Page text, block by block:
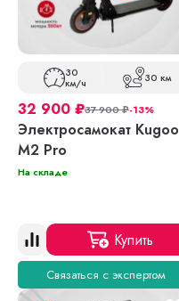
30
км/ч 30 км
32 900 ₽37 900₽-13%
Электросамокат Kugoo
M2 Pro
На складе
Купить
Связаться с экспертом